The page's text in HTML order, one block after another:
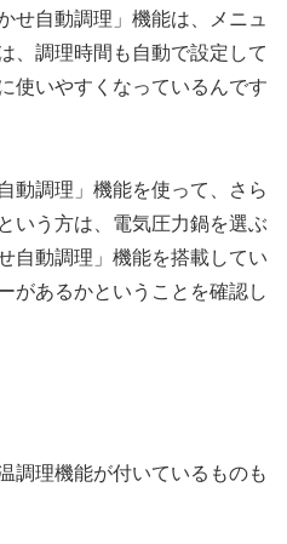
せ自動調理」機能は、メニュ
、調理時間も自動で設定して
使いやすくなっているんです
動調理」機能を使って、さら
いう方は、電気圧力鍋を選ぶ
自動調理」機能を搭載してい
があるかということを確認し
調理機能が付いているものも